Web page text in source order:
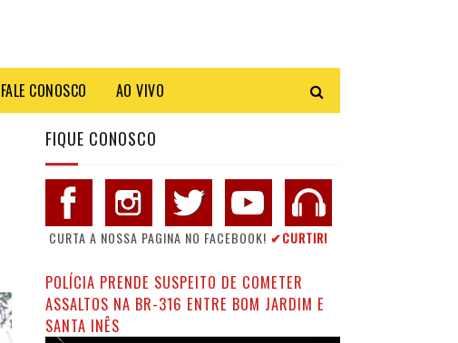
FALE CONOSCO AO VIVO
FIQUE CONOSCO
CURTA A NOSSA PAGINA NO FACEBOOK! ✔CURTIR!
POLÍCIA PRENDE SUSPEITO DE COMETER
ASSALTOS NA BR-316 ENTRE BOM JARDIM E
SANTA INÊS